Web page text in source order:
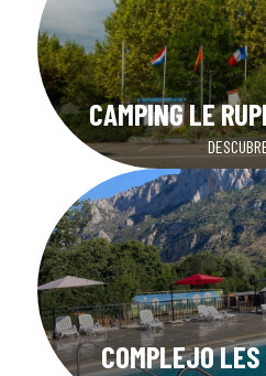
CAMPING LE
COMPLEJO